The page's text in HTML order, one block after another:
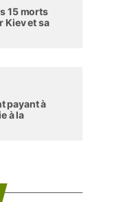
15 morts
Kiev et sa
payant à
à la